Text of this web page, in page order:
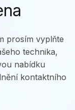
prosím vyplňte
technika,
nabídku
kontaktního